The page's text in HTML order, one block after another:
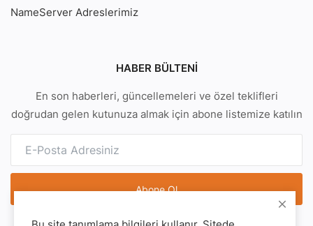
NameServer Adreslerimiz
HABER BÜLTENI
En son haberleri, güncellemeleri ve özel teklifleri
doğrudan gelen kutunuza almak için abone listemize katılın
Abone Ol